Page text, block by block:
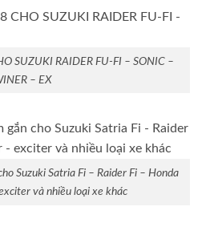
SUZUKI RAIDER FU-FI – SONIC –
– EX
Suzuki Satria Fi – Raider Fi – Honda
và nhiều loại xe khác